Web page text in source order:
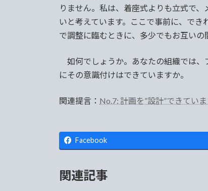
りません。私は、着座式よりも立式で
いと考えています。ここで事前に、で
で調整に臨むときに、多少でもお互いの
如何でしょうか。あなたの組織では、
にその意識付けはできていますか。
関連提言： No.7: 計画を”設計”できてい
Facebook
関連記事